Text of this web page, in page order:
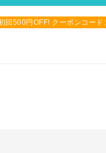
回500円OFF! クーポンコード: